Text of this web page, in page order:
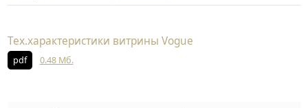
Тех.характеристики витрины Vogue
pdf 0.48 Мб.